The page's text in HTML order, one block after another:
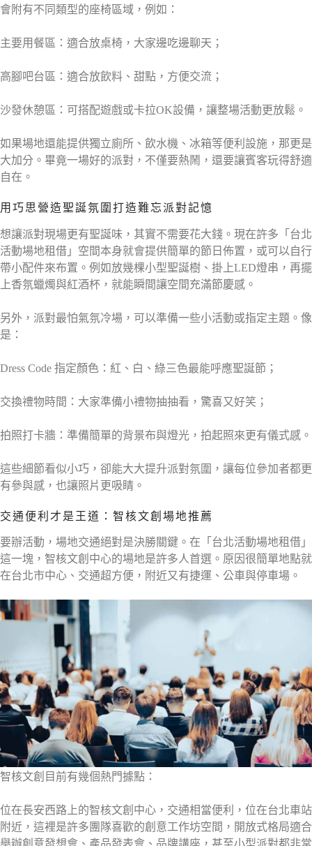
會附有不同類型的座椅區域，例如：
主要用餐區：適合放桌椅，大家邊吃邊聊天；
高腳吧台區：適合放飲料、甜點，方便交流；
沙發休憩區：可搭配遊戲或卡拉OK設備，讓整場活動更放鬆。
如果場地還能提供獨立廁所、飲水機、冰箱等便利設施，那更是
大加分。畢竟一場好的派對，不僅要熱鬧，還要讓賓客玩得舒適
自在。
用巧思營造聖誕氛圍打造難忘派對記憶
想讓派對現場更有聖誕味，其實不需要花大錢。現在許多「台北
活動場地租借」空間本身就會提供簡單的節日佈置，或可以自行
帶小配件來布置。例如放幾棵小型聖誕樹、掛上LED燈串，再擺
上香氛蠟燭與紅酒杯，就能瞬間讓空間充滿節慶感。
另外，派對最怕氣氛冷場，可以準備一些小活動或指定主題。像
是：
Dress Code 指定顏色：紅、白、綠三色最能呼應聖誕節；
交換禮物時間：大家準備小禮物抽抽看，驚喜又好笑；
拍照打卡牆：準備簡單的背景布與燈光，拍起照來更有儀式感。
這些細節看似小巧，卻能大大提升派對氛圍，讓每位參加者都更
有參與感，也讓照片更吸睛。
交通便利才是王道：智核文創場地推薦
要辦活動，場地交通絕對是決勝關鍵。在「台北活動場地租借」
這一塊，智核文創中心的場地是許多人首選。原因很簡單地點就
在台北市中心、交通超方便，附近又有捷運、公車與停車場。
智核文創目前有幾個熱門據點：
位在長安西路上的智核文創中心，交通相當便利，位在台北車站
附近，這裡是許多團隊喜歡的創意工作坊空間，開放式格局適合